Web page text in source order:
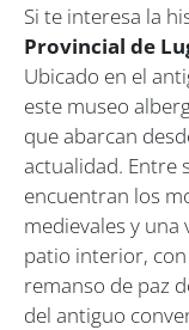
Si te interesa la
Provincial de
Ubicado en el
este museo
que abarcan
actualidad. Entre
encuentran los
medievales y una
patio interior,
remanso de paz
del antiguo